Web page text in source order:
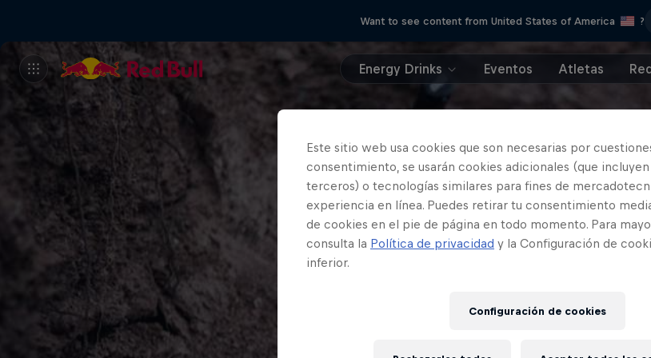
Want to see content from United States of America ?
Energy Drinks Eventos Atletas
Este sitio web usa cookies que son necesarias por
consentimiento, se usarán cookies adicionales (que incluyen
terceros) o tecnologías similares para fines de
experiencia en línea. Puedes retirar tu consentimiento
de cookies en el pie de página en todo momento. Para
consulta la Política de privacidad y la Configuración de
inferior.
Configuración de cookies